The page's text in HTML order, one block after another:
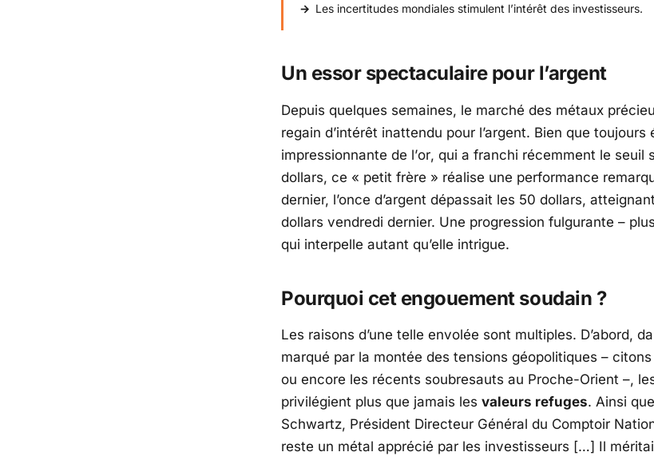
Les incertitudes mondiales stimulent l’intérêt des investisseurs.
Un essor spectaculaire pour l’argent
Depuis quelques semaines, le marché des métaux
regain d’intérêt inattendu pour l’argent. Bien que
impressionnante de l’or, qui a franchi récemment le seuil
dollars, ce « petit frère » réalise une performance
dernier, l’once d’argent dépassait les 50 dollars,
dollars vendredi dernier. Une progression fulgurante –
qui interpelle autant qu’elle intrigue.
Pourquoi cet engouement soudain ?
Les raisons d’une telle envolée sont multiples. D’abord,
marqué par la montée des tensions géopolitiques –
ou encore les récents soubresauts au Proche-Orient –,
privilégient plus que jamais les valeurs refuges. Ainsi
Schwartz, Président Directeur Général du Comptoir
reste un métal apprécié par les investisseurs […] Il